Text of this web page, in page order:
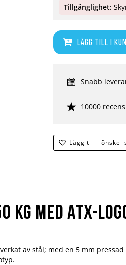
Tillgänglighet:
Lägg till i
Lägg till i
Snabb
10000
kg med ATX-
av stål; med en 5 mm